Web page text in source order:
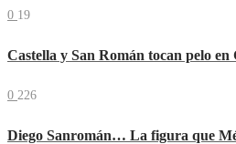
0 19
Castella y San Román tocan pelo en
0 226
Diego Sanromán… La figura que